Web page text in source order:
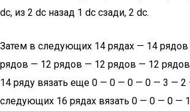
dc, из 2 dc назад 1 dc сзади, 2 dc.
Затем в следующих 14 рядах — 14
рядов — 12 рядов — 12 рядов — 12
14 ряду вязать еще 0 — 0 — 0 — 0 — 3 — 2
следующих 16 рядах вязать 0 — 0 — 0 —